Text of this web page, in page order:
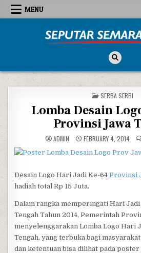
Skip to content
MENU
POSTED IN
SERBA SERBI
Lomba Desain
Provinsi Jawa
ADMIN FEBRUARY 4, 2014
Desain Logo Hari Jadi Ke-64Provinsi
hadiah total Rp 15 Juta.
Dalam rangka memperingati Hari
Tengah Tahun 2014, Pemerintah
menyelenggarakan Lomba Logo Hari
Tengah, yang terbuka bagi
dan ketentuan bisa dilihat pada